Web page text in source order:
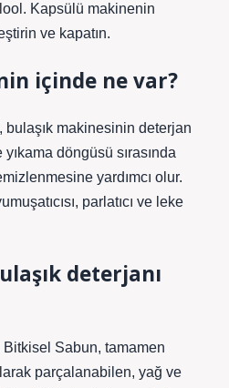
Kapsülü makinenin
ve kapatın.
içinde ne var?
bulaşık makinesinin deterjan
döngüsü sırasında
yardımcı olur.
parlatıcı ve leke
deterjanı
Bitkisel Sabun, tamamen
parçalanabilen, yağ ve